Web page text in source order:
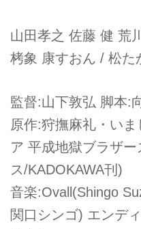
山田孝之 佐藤 健 荒
栲象 康すおん / 松た
監督:山下敦弘 脚本:
原作:狩撫麻礼・い
ア 平成地獄ブラザ
ス/KADOKAWA刊)
音楽:Ovall(Shingo
関口シンゴ) エンデ